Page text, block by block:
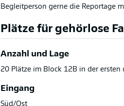
Begleitperson gerne die Reportage
Plätze für gehörlose
Anzahl und Lage
20 Plätze im Block 12B in der
Eingang
Süd/Ost